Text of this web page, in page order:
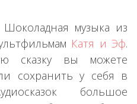
Шоколадная музыка из
Катя и Эф.
сказку вы можете
сохранить у себя в
большое